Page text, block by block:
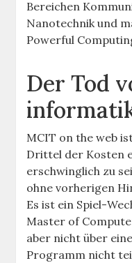
Bereichen
Nanotechnik und
Powerful
Der Tod
MCIT on the web
Drittel der Kosten
erschwinglich zu
ohne vorherigen
Es ist ein Spiel-
Master of
aber nicht über
Programm nicht